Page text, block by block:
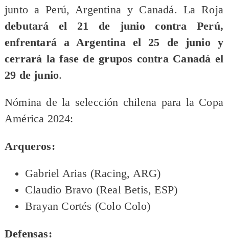
junto a Perú, Argentina y Canadá. La Roja
debutará el 21 de junio contra Perú,
enfrentará a Argentina el 25 de junio y
cerrará la fase de grupos contra Canadá el
29 de junio.
Nómina de la selección chilena para la Copa
América 2024:
Arqueros:
Gabriel Arias (Racing, ARG)
Claudio Bravo (Real Betis, ESP)
Brayan Cortés (Colo Colo)
Defensas: